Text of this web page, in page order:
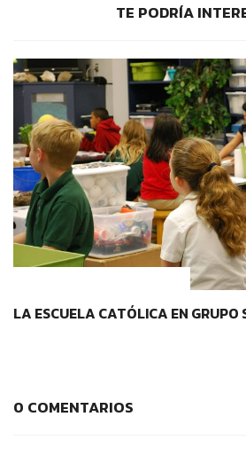
TE PODRÍA
LA ESCUELA CATÓLICA EN GRUPO
0 COMENTARIOS